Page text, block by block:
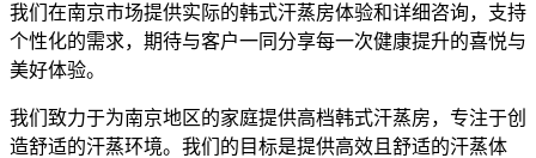
我们在南京市场提供实际的韩式汗蒸房体验和详细咨询，支持
个性化的需求，期待与客户一同分享每一次健康提升的喜悦与
美好体验。
我们致力于为南京地区的家庭提供高档韩式汗蒸房，专注于创
造舒适的汗蒸环境。我们的目标是提供高效且舒适的汗蒸体